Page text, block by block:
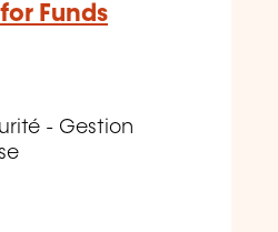
Funds
- Gestion